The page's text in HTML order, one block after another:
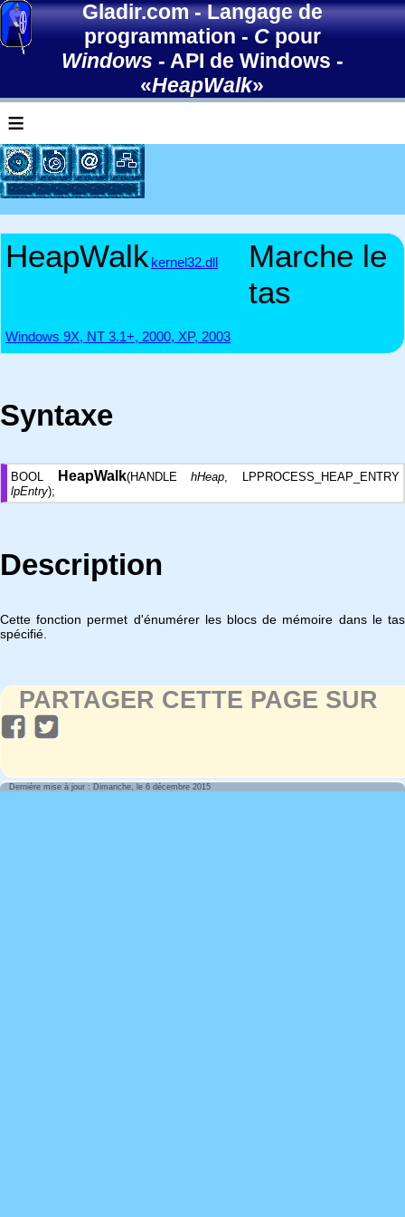
Gladir.com-Langage de
programmation-Cpour
Windows - API de Windows -
«HeapWalk»
≡
HeapWalk kernel32.dll
Marche le
tas
Windows 9X, NT 3.1+, 2000, XP, 2003
Syntaxe
BOOL HeapWalk(HANDLEhHeap, LPPROCESS_HEAP_ENTRY
lpEntry);
Description
Cette fonction permet d'énumérer les blocs de mémoire dans le tas
spécifié.
PARTAGER CETTE PAGE SUR
Dernière mise à jour : Dimanche, le 6 décembre 2015